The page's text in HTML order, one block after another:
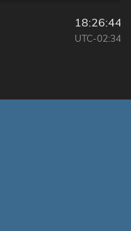
18:26:44
UTC-02:34